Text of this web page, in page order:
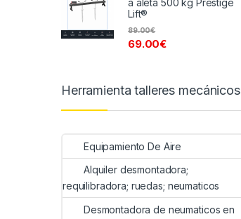
Lift®
69.00€
89.00€
Herramienta talleres mecánicos
Equipamiento De Aire
Alquiler desmontadora;
requilibradora; ruedas; neumaticos
Desmontadora de neumaticos en